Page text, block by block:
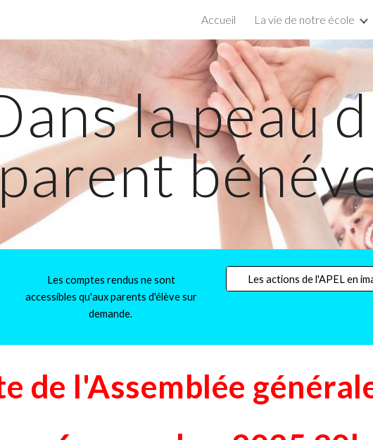
Skip to
Accueil La vie de notre école
la peau
Les comptes rendus ne sont
accessibles qu'aux parents d'élève sur
demande.
Les actions de l'APEL en
de l'Assemblée